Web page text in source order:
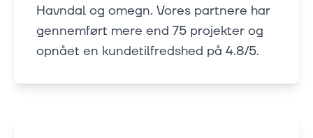
Havndal og omegn. Vores partnere har
gennemført mere end 75 projekter og
opnået en kundetilfredshed på 4.8/5.